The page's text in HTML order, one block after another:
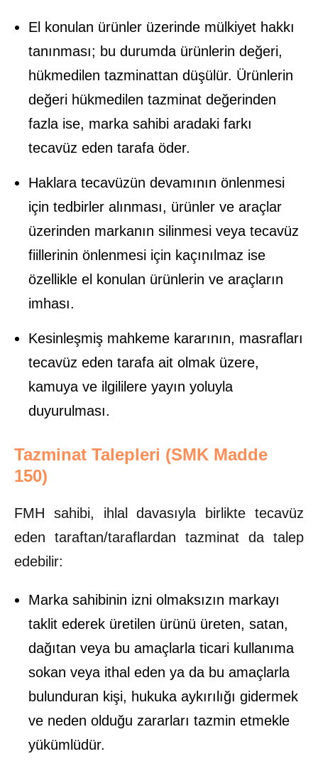
El konulan ürünler üzerinde mülkiyet hakkı
tanınması; bu durumda ürünlerin değeri,
hükmedilen tazminattan düşülür. Ürünlerin
değeri hükmedilen tazminat değerinden
fazla ise, marka sahibi aradaki farkı
tecavüz eden tarafa öder.
Haklara tecavüzün devamının önlenmesi
için tedbirler alınması, ürünler ve araçlar
üzerinden markanın silinmesi veya tecavüz
fiillerinin önlenmesi için kaçınılmaz ise
özellikle el konulan ürünlerin ve araçların
imhası.
Kesinleşmiş mahkeme kararının, masrafları
tecavüz eden tarafa ait olmak üzere,
kamuya ve ilgililere yayın yoluyla
duyurulması.
Tazminat Talepleri (SMK Madde
150)
FMH sahibi, ihlal davasıyla birlikte tecavüz
eden taraftan/taraflardan tazminat da talep
edebilir:
Marka sahibinin izni olmaksızın markayı
taklit ederek üretilen ürünü üreten, satan,
dağıtan veya bu amaçlarla ticari kullanıma
sokan veya ithal eden ya da bu amaçlarla
bulunduran kişi, hukuka aykırılığı gidermek
ve neden olduğu zararları tazmin etmekle
yükümlüdür.